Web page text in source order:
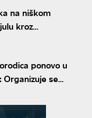
na niškom
kroz
prošlo
ponovo u
Organizuje se
davanja krvi